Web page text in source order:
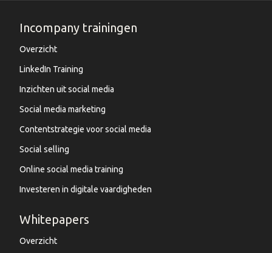
Incompany trainingen
Overzicht
LinkedIn Training
Inzichten uit social media
Social media marketing
Contentstrategie voor social media
Social selling
Online social media training
Investeren in digitale vaardigheden
Whitepapers
Overzicht